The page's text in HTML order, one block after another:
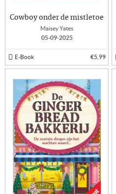
Cowboy onder de mistletoe
Maisey Yates
05-09-2025
E-Book €5,99